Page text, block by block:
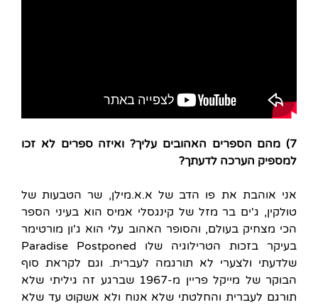
7) מהם הספרים האהובים עליך? ואיזה ספרים לא זכו
למספיק הערכה לדעתך?
אני אוהבת את פו הדב של א.א.מילן, שר הטבעות של
טולקין, ג'ים בר מזל של קינגסלי אמיס הוא בעיני הספר
הכי מצחיק בעולם, והסופר האהוב עלי הוא ג'ון מורטימר
בעיקר בזכות הטרילוגיה שלו Paradise Postponed
שלדעתי ולצערי לא תורגמה לעברית. וגם לקראת סוף
הבוקר של מייקל פריין מ-1967 שברגע זה גיליתי שלא
תורגם לעברית והחלטתי שלא אנוח ולא אשקוט עד שלא